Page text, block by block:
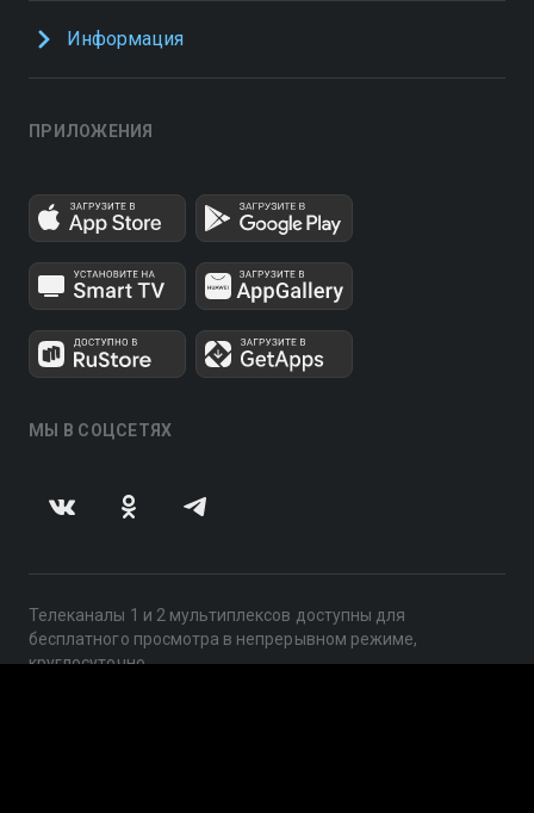
Информация
ПРИЛОЖЕНИЯ
МЫ В СОЦСЕТЯХ
Телеканалы 1 и 2 мультиплексов доступны для
бесплатного просмотра в непрерывном режиме,
круглосуточно.